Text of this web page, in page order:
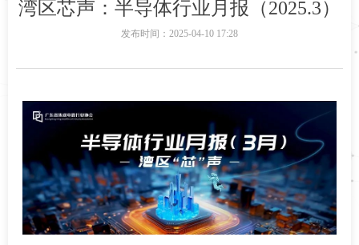
湾区芯声：半导体行业月报（2025.3）
发布时间： 2025-04-10 17:28